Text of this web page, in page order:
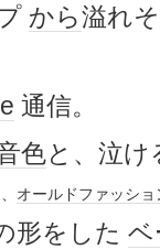
から溢れ
通信。
色と、泣け
、 オールドファッショ
形をした ベ